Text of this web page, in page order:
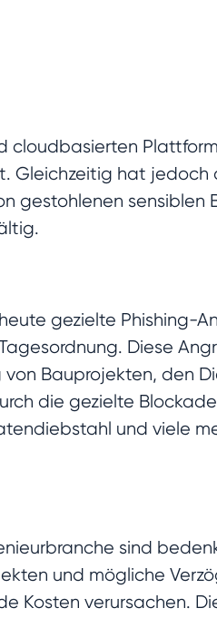
cloudbasierten
Gleichzeitig hat jedoch
gestohlenen sensiblen
gezielte Phishing-
Diese
Bauprojekten, den
die gezielte
und viele
sind
und mögliche
Kosten verursachen.